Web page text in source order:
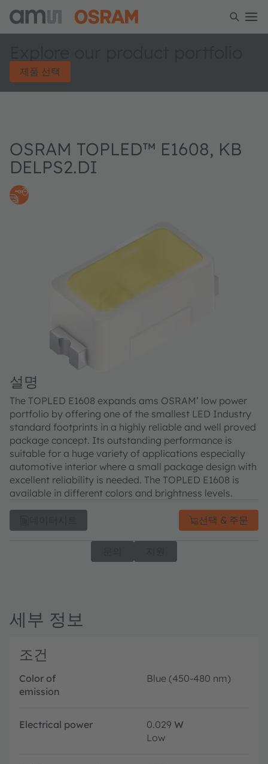
제품 선택
OSRAM TOPLED™ E1608, KB
DELPS2.DI
설명
The TOPLED E1608 expands ams OSRAM’ low power
portfolio by offering one of the smallest LED Industry
standard footprints in a highly reliable and well proved
package concept. Its outstanding performance is
suitable for a huge variety of applications especially
automotive interior where a small package design with
excellent reliability is needed. The TOPLED E1608 is
available in different colors and brightness levels.
선택 & 주문
세부 정보
조건
Color of
emission
Blue (450-480 nm)
Electrical power 0.029 W
Low